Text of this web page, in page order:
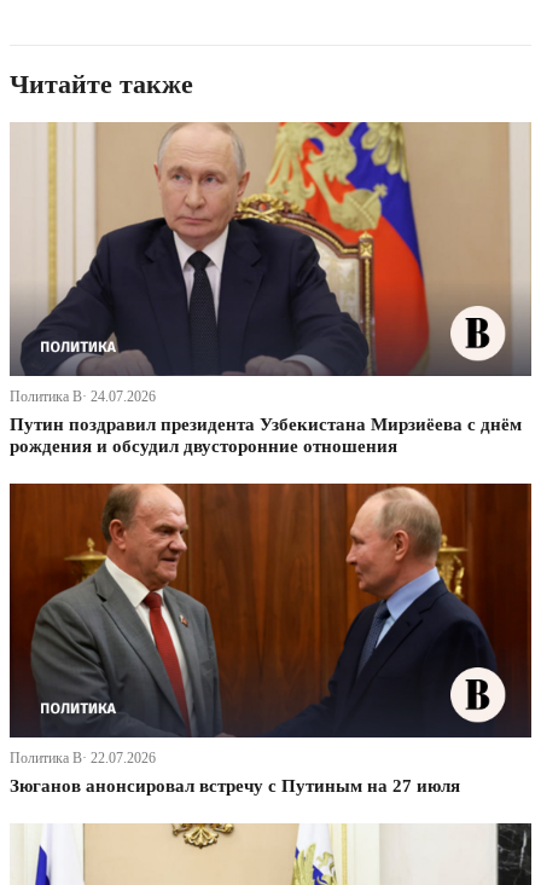
Читайте также
Политика В· 24.07.2026
Путин поздравил президента Узбекистана Мирзиёева с днём
рождения и обсудил двусторонние отношения
Политика В· 22.07.2026
Зюганов анонсировал встречу с Путиным на 27 июля